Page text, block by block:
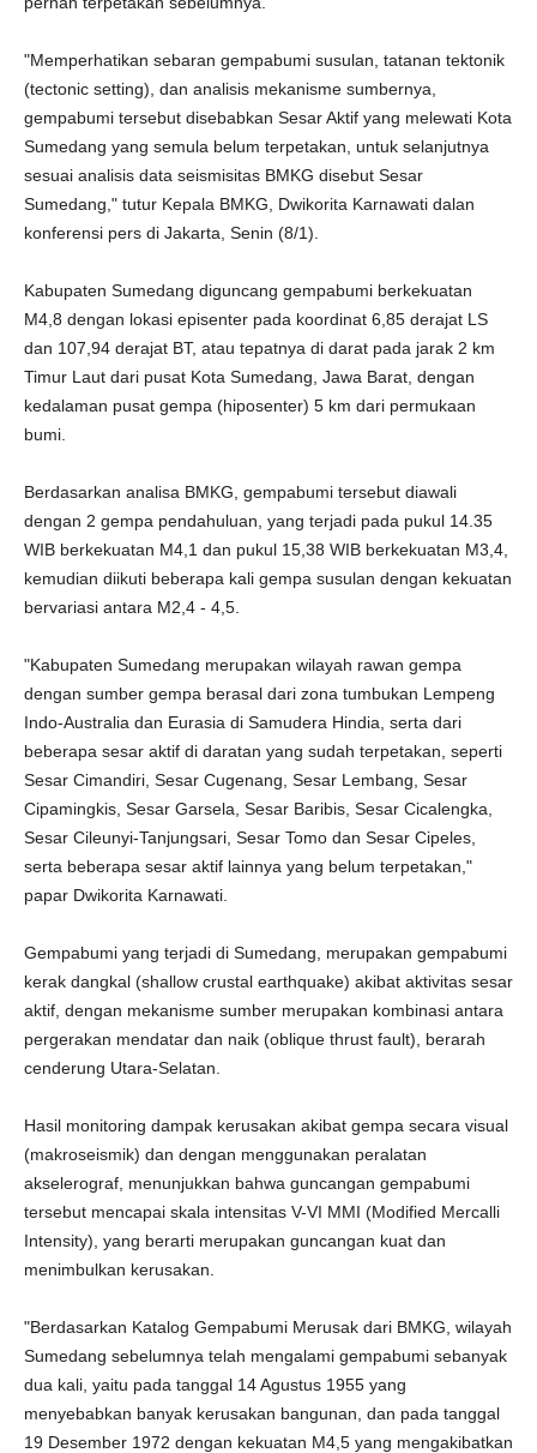
"Memperhatikan sebaran gempabumi susulan, tatanan tektonik
(tectonic setting), dan analisis mekanisme sumbernya,
gempabumi tersebut disebabkan Sesar Aktif yang melewati Kota
Sumedang yang semula belum terpetakan, untuk selanjutnya
sesuai analisis data seismisitas BMKG disebut Sesar
Sumedang," tutur Kepala BMKG, Dwikorita Karnawati dalan
konferensi pers di Jakarta, Senin (8/1).
Kabupaten Sumedang diguncang gempabumi berkekuatan
M4,8 dengan lokasi episenter pada koordinat 6,85 derajat LS
dan 107,94 derajat BT, atau tepatnya di darat pada jarak 2 km
Timur Laut dari pusat Kota Sumedang, Jawa Barat, dengan
kedalaman pusat gempa (hiposenter) 5 km dari permukaan
bumi.
Berdasarkan analisa BMKG, gempabumi tersebut diawali
dengan 2 gempa pendahuluan, yang terjadi pada pukul 14.35
WIB berkekuatan M4,1 dan pukul 15,38 WIB berkekuatan M3,4,
kemudian diikuti beberapa kali gempa susulan dengan kekuatan
bervariasi antara M2,4 - 4,5.
"Kabupaten Sumedang merupakan wilayah rawan gempa
dengan sumber gempa berasal dari zona tumbukan Lempeng
Indo-Australia dan Eurasia di Samudera Hindia, serta dari
beberapa sesar aktif di daratan yang sudah terpetakan, seperti
Sesar Cimandiri, Sesar Cugenang, Sesar Lembang, Sesar
Cipamingkis, Sesar Garsela, Sesar Baribis, Sesar Cicalengka,
Sesar Cileunyi-Tanjungsari, Sesar Tomo dan Sesar Cipeles,
serta beberapa sesar aktif lainnya yang belum terpetakan,"
papar Dwikorita Karnawati.
Gempabumi yang terjadi di Sumedang, merupakan gempabumi
kerak dangkal (shallow crustal earthquake) akibat aktivitas sesar
aktif, dengan mekanisme sumber merupakan kombinasi antara
pergerakan mendatar dan naik (oblique thrust fault), berarah
cenderung Utara-Selatan.
Hasil monitoring dampak kerusakan akibat gempa secara visual
(makroseismik) dan dengan menggunakan peralatan
akselerograf, menunjukkan bahwa guncangan gempabumi
tersebut mencapai skala intensitas V-VI MMI (Modified Mercalli
Intensity), yang berarti merupakan guncangan kuat dan
menimbulkan kerusakan.
"Berdasarkan Katalog Gempabumi Merusak dari BMKG, wilayah
Sumedang sebelumnya telah mengalami gempabumi sebanyak
dua kali, yaitu pada tanggal 14 Agustus 1955 yang
menyebabkan banyak kerusakan bangunan, dan pada tanggal
19 Desember 1972 dengan kekuatan M4,5 yang mengakibatkan